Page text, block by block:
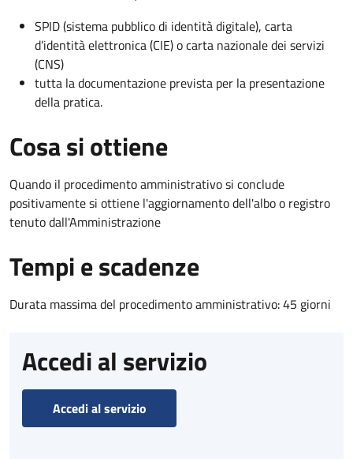
SPID (sistema pubblico di identità digitale), carta
d’identità elettronica (CIE) o carta nazionale dei servizi
(CNS)
tutta la documentazione prevista per la presentazione
della pratica.
Cosa si ottiene
Quando il procedimento amministrativo si conclude
positivamente si ottiene l'aggiornamento dell'albo o registro
tenuto dall'Amministrazione
Tempi e scadenze
Durata massima del procedimento amministrativo: 45 giorni
Accedi al servizio
Accedi al servizio